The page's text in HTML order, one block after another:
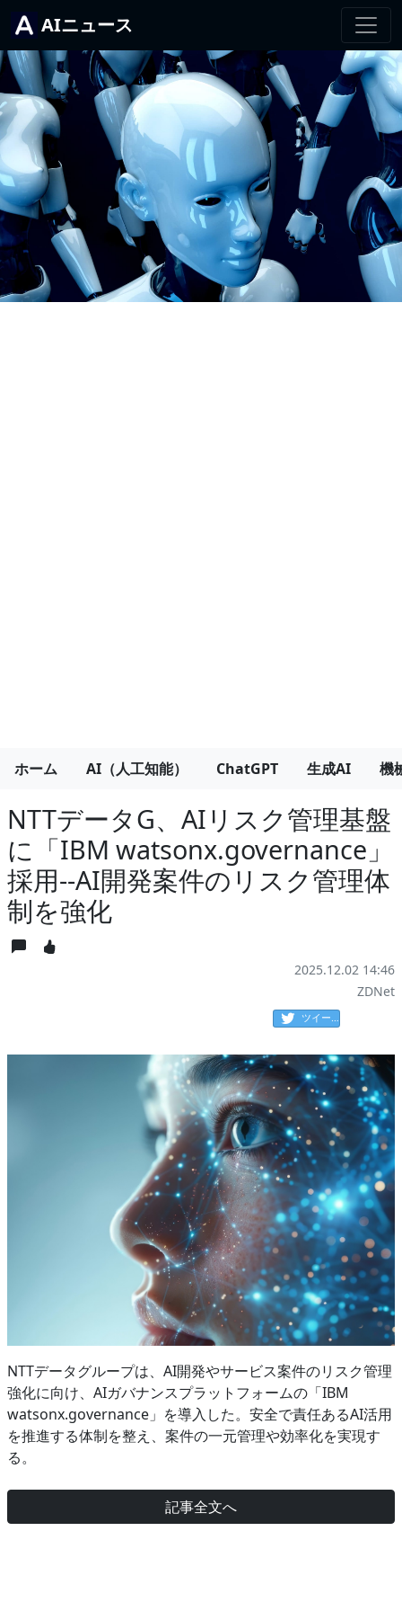
AIニュース
ホーム AI（人工知能） ChatGPT 生成AI 機
NTTデータG、AIリスク管理基盤
に「IBM watsonx.governance」
採用--AI開発案件のリスク管理体
制を強化
2025.12.02 14:46
ZDNet
ツイート
NTTデータグループは、AI開発やサービス案件のリスク管理
強化に向け、AIガバナンスプラットフォームの「IBM
watsonx.governance」を導入した。安全で責任あるAI活用
を推進する体制を整え、案件の一元管理や効率化を実現す
る。
記事全文へ